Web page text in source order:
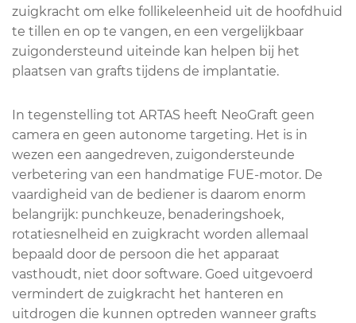
zuigkracht om elke follikeleenheid uit de hoofdhuid
te tillen en op te vangen, en een vergelijkbaar
zuigondersteund uiteinde kan helpen bij het
plaatsen van grafts tijdens de implantatie.
In tegenstelling tot ARTAS heeft NeoGraft geen
camera en geen autonome targeting. Het is in
wezen een aangedreven, zuigondersteunde
verbetering van een handmatige FUE-motor. De
vaardigheid van de bediener is daarom enorm
belangrijk: punchkeuze, benaderingshoek,
rotatiesnelheid en zuigkracht worden allemaal
bepaald door de persoon die het apparaat
vasthoudt, niet door software. Goed uitgevoerd
vermindert de zuigkracht het hanteren en
uitdrogen die kunnen optreden wanneer grafts